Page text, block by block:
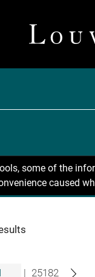
some of the
caused
| 25182